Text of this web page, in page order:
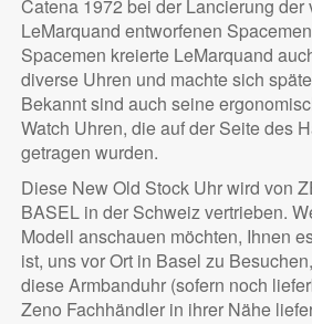
Catena 1972 bei der Lancierung der
LeMarquand entworfenen
Spacemen kreierte LeMarquand
diverse Uhren und machte sich
Bekannt sind auch seine
Watch Uhren, die auf der Seite des
getragen wurden.
Diese New Old Stock Uhr wird von
BASEL in der Schweiz vertrieben.
Modell anschauen möchten, Ihnen
ist, uns vor Ort in Basel zu
diese Armbanduhr (sofern noch
Zeno Fachhändler in ihrer Nähe